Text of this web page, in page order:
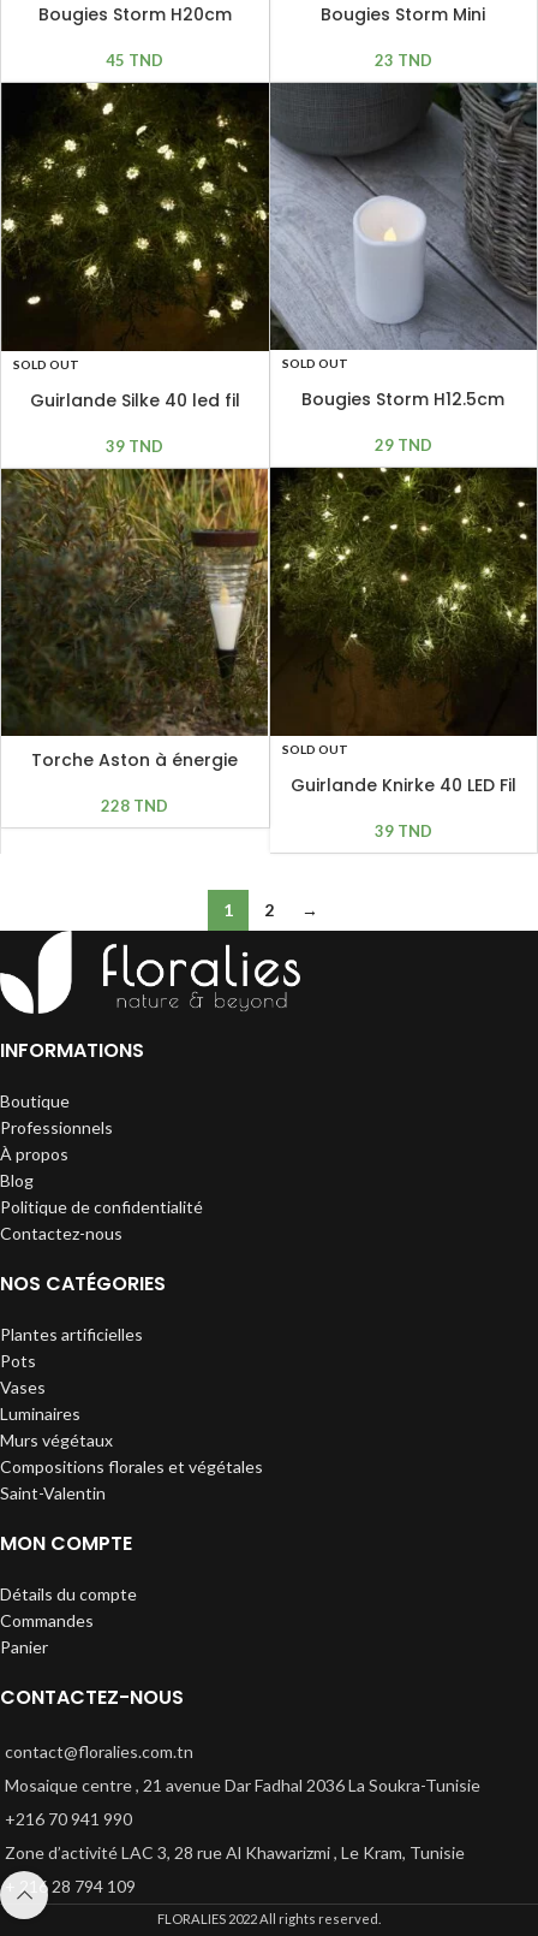
Bougies Storm Mini
23 TND
Bougies Storm H20cm
45 TND
SOLD OUT
Bougies Storm H12.5cm
29 TND
SOLD OUT
Guirlande Silke 40 led fil
39 TND
SOLD OUT
Guirlande Knirke 40 LED Fil
39 TND
Torche Aston à énergie
228 TND
1 2 →
INFORMATIONS
Boutique
Professionnels
À propos
Blog
Politique de confidentialité
Contactez-nous
NOS CATÉGORIES
Plantes artificielles
Pots
Vases
Luminaires
Murs végétaux
Compositions florales et végétales
Saint-Valentin
MON COMPTE
Détails du compte
Commandes
Panier
CONTACTEZ-NOUS
contact@floralies.com.tn
Mosaique centre , 21 avenue Dar Fadhal 2036 La Soukra-Tunisie
+216 70 941 990
Zone d’activité LAC 3, 28 rue Al Khawarizmi , Le Kram, Tunisie
+ 216 28 794 109
FLORALIES 2022 All rights reserved.